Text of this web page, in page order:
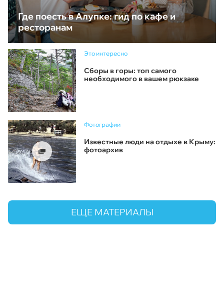
Где поесть в Алупке: гид по кафе и
ресторанам
Это интересно
Сборы в горы: топ самого
необходимого в вашем рюкзаке
Фотографии
Известные люди на отдыхе в Крыму:
фотоархив
ЕЩЕ МАТЕРИАЛЫ